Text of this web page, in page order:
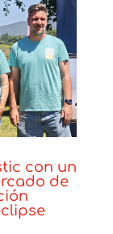
con un
de